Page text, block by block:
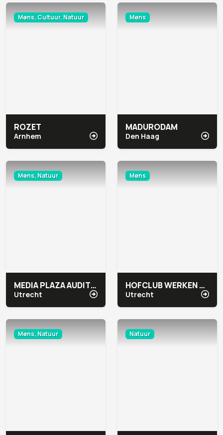
Mens, Cultuur, Natuur
ROZET
Arnhem
Mens
MADURODAM
Den Haag
Mens, Natuur
MEDIA PLAZA AUDITORIUMGEBIED CONGRESCENTRUM
Utrecht
Mens
HOFCLUB WERKEN & VERGADEREN
Utrecht
Mens, Natuur Natuur